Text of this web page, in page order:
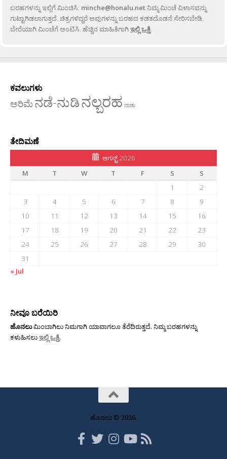
ಬರಹಗಳನ್ನು ಇಲ್ಲಿಗೆ ಮಿಂಚಿಸಿ: minche@honalu.netನಿಮ್ಮ ಮಿಂಚೆ ವಿಳಾಸವನ್ನು
ಗುಟ್ಟಾಗಿಡಲಾಗುತ್ತದೆ. ಚಿತ್ರಗಳಿದ್ದರೆ ಅವುಗಳನ್ನು ಬರಹದ ಕಡತದೊಡನೆ ಸೇರಿಸಬೇಡಿ,
ಬೇರೆಯಾಗಿ ಮಿಂಚೆಗೆ ಅಂಟಿಸಿ. ಹೆಚ್ಚಿನ ಮಾಹಿತಿಗಾಗಿಇಲ್ಲಿ ಒತ್ತಿ.
ಕವಲುಗಳು
ಅರಿಮೆನಡೆ-ನುಡಿನಲ್ಬರಹ ನಾಡು
ತೇದಿಮಣೆ
ಆಗಸ್ಟ್ 2026
M
T W T F S
S
1
2
3
4 5 6 7 8
9
10
11 12 13 14 15
16
17
18 19 20 21 22
23
24
25 26 27 28 29
30
31
« Jul
ನೀವೂ ಬರೆಯಿರಿ
ಹೊನಲುಮಿಂಬಾಗಿಲು ನಿಮಗಾಗಿ ಯಾವಾಗಲೂ ತೆರೆದಿರುತ್ತದೆ. ನಿಮ್ಮ ಬರಹಗಳನ್ನು
ಕಳುಹಿಸಲುಇಲ್ಲಿ ಒತ್ತಿ.
ಹೊನಲು © 2026.